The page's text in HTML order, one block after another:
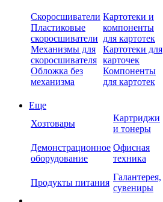
Скоросшиватели
Пластиковые
скоросшиватели
Механизмы для
скоросшивателя
Обложка без
механизма
Картотеки и
компоненты
для картотек
Картотеки для
карточек
Компоненты
для картотек
Еще
Хозтовары
Картриджи
и тонеры
Демонстрационное
оборудование
Офисная
техника
Продукты питания
Галантерея,
сувениры